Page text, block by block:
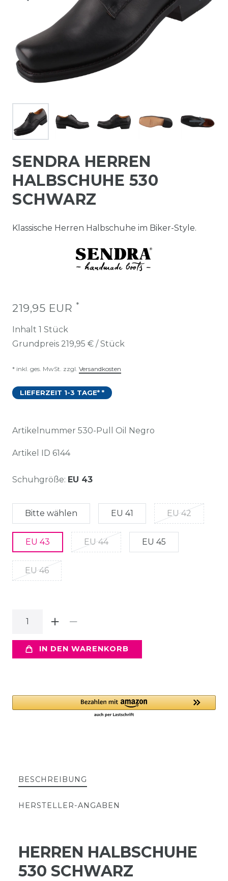
SENDRA HERREN
HALBSCHUHE 530
SCHWARZ
Klassische Herren Halbschuhe im Biker-Style.
219,95 EUR *
Inhalt 1 Stück
Grundpreis 219,95 € / Stück
* inkl. ges. MwSt. zzgl. Versandkosten
LIEFERZEIT 1-3 TAGE* *
Artikelnummer 530-Pull Oil Negro
Artikel ID 6144
Schuhgröße: EU 43
Bitte wählen EU 41 EU 42
EU 43 EU 44 EU 45
EU 46
IN DEN WARENKORB
BESCHREIBUNG
HERSTELLER-ANGABEN
HERREN HALBSCHUHE
530 SCHWARZ